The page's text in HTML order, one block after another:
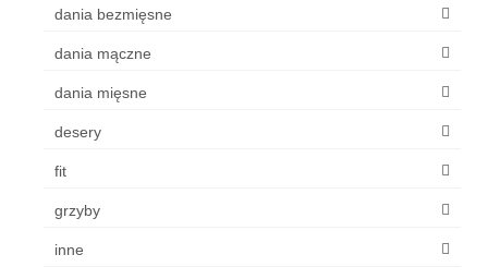
dania bezmięsne
dania mączne
dania mięsne
desery
fit
grzyby
inne